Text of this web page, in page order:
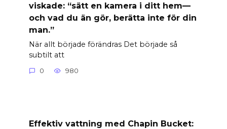
viskade: “sätt en kamera i ditt hem—
och vad du än gör, berätta inte för din
man.”
När allt började förändras Det började så
subtilt att
0 980
Effektiv vattning med Chapin Bucket: